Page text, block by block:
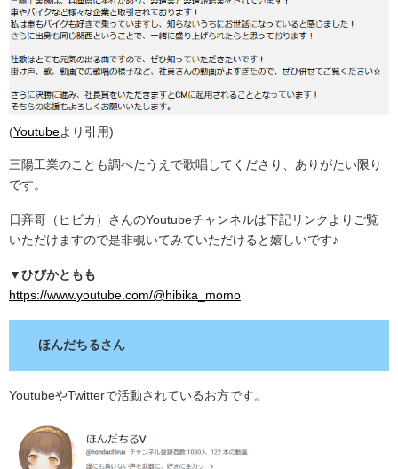
(Youtubeより引用)
三陽工業のことも調べたうえで歌唱してくださり、ありがたい限り
です。
日竎哥（ヒビカ）さんのYoutubeチャンネルは下記リンクよりご覧
いただけますので是非覗いてみていただけると嬉しいです♪
▼ひびかともも
https://www.youtube.com/@hibika_momo
ほんだちるさん
YoutubeやTwitterで活動されているお方です。